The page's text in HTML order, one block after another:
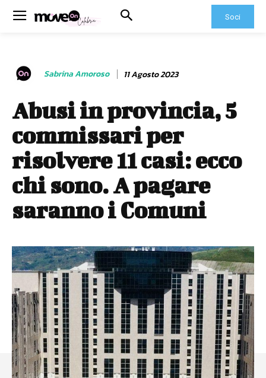
Soci
Sabrina Amoroso 11 Agosto 2023
Abusi in provincia, 5
commissari per
risolvere 11 casi: ecco
chi sono. A pagare
saranno i Comuni